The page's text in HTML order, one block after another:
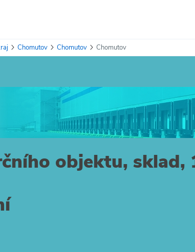
Chomutov Chomutov Chomutov
objektu, sklad,